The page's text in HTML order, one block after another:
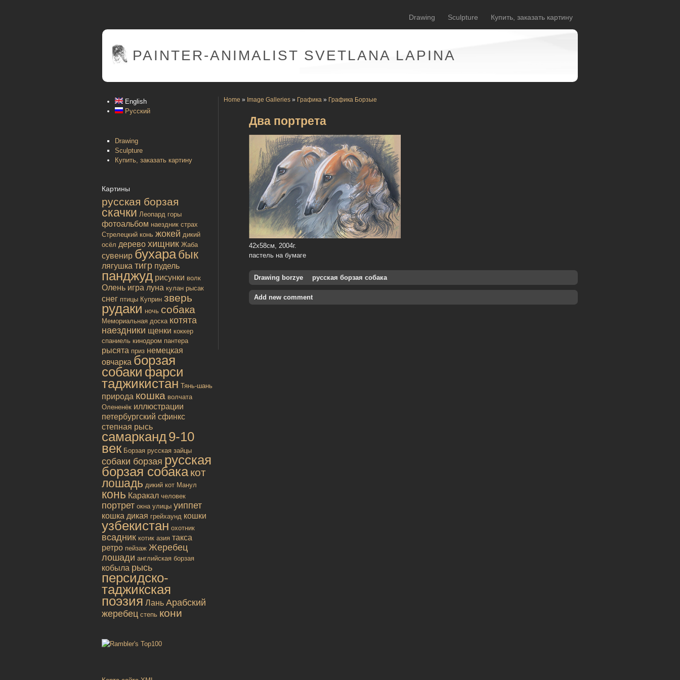
Drawing Sculpture Купить, заказать картину
PAINTER-ANIMALIST SVETLANA LAPINA
English
Русский
Drawing
Sculpture
Купить, заказать картину
Картины
русская борзая
скачки Леопард горы
фотоальбом наездник страх
Стрелецкий конь жокей дикий
осёл дерево хищник Жаба
сувенир бухарабык
лягушка тигр пудель
панджуд рисунки волк
Олень игра луна кулан рысак
снег птицы Куприн зверь
рудаки ночь собака
Мемориальная доска котята
наездники щенки коккер
спаниель кинодром пантера
рысята приз немецкая
овчарка борзая
собаки фарси
таджикистан Тянь-шань
природа кошка волчата
Олененёк иллюстрации
петербургский сфинкс
степная рысь
самарканд9-10
век Борзая русская зайцы
собаки борзая русская
борзая собака кот
лошадь дикий кот Манул
конь Каракал человек
портрет окна улицы уиппет
кошка дикая грейхаунд кошки
узбекистан охотник
всадник котик азия такса
ретро пейзаж Жеребец
лошади английская борзая
кобыла рысь
персидско-
таджикская
поэзия Лань Арабский
жеребец степь кони
Home » Image Galleries » Графика » Графика Борзые
Два портрета
42х58см, 2004г.
пастель на бумаге
Drawing borzye русская борзая собака
Add new comment